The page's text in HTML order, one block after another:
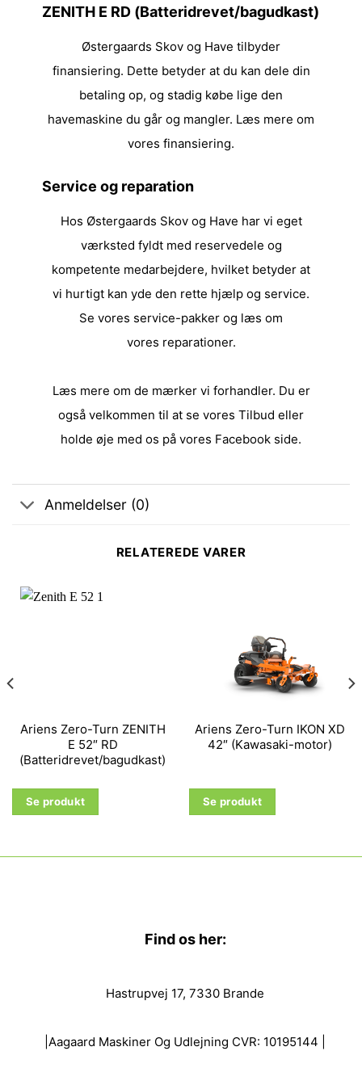
ZENITH E RD (Batteridrevet/bagudkast)
Østergaards Skov og Have tilbyder
finansiering. Dette betyder at du kan dele din
betaling op, og stadig købe lige den
havemaskine du går og mangler. Læs mere om
vores finansiering.
Service og reparation
Hos Østergaards Skov og Have har vi eget
værksted fyldt med reservedele og
kompetente medarbejdere, hvilket betyder at
vi hurtigt kan yde den rette hjælp og service.
Se vores service-pakker og læs om
vores reparationer.
Læs mere om de mærkervi forhandler. Du er
også velkommen til at se vores Tilbud eller
holde øje med os på vores Facebook side.
Anmeldelser (0)
RELATEREDE VARER
Ariens Zero-Turn ZENITH
E 52″ RD
(Batteridrevet/bagudkast)
Se produkt
Ariens Zero-Turn IKON XD
42″ (Kawasaki-motor)
Se produkt
Find os her:
Hastrupvej 17, 7330 Brande
|Aagaard Maskiner Og Udlejning CVR: 10195144 |